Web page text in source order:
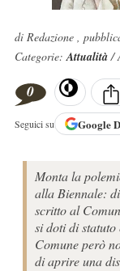
di Redazione ,
Categorie:Attualità/
0
Seguici su Google
Monta la
alla Biennale:
scritto al
si doti di
Comune però
di aprire una